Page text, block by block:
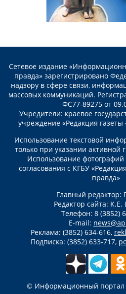
Сетевое издание
правда» зарегистрировано
надзору в сфере связи,
массовых коммуникаций.
ФС77-89275 от
Учредители: краевое
учреждение «Редакция газеты
Использование текстовой
только при указании активной
Использование
согласования с КГБУ
правда»
Главный редактор:
Редактор сайта:
Телефон: 8 (3852)
E-mail:
Реклама: (3852) 634-616,
Подписка: (3852) 633-717,
© Информационный портал